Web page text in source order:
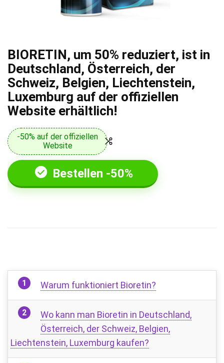
BIORETIN, um 50% reduziert, ist in
Deutschland, Österreich, der
Schweiz, Belgien, Liechtenstein,
Luxemburg auf der offiziellen
Website erhältlich!
-50% auf der offiziellen
Website
Bestellen -50%
Warum funktioniert Bioretin?
Wo kann man Bioretin in Deutschland,
Österreich, der Schweiz, Belgien,
Liechtenstein, Luxemburg kaufen?